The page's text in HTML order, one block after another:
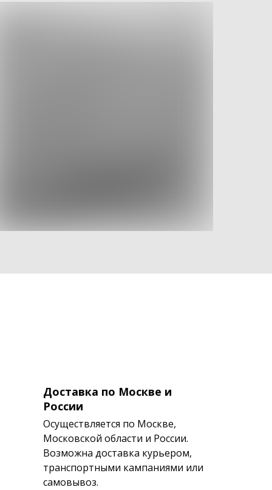
Доставка по Москве и
России
Осуществляется по Москве,
Московской области и России.
Возможна доставка курьером,
транспортными кампаниями или
самовывоз.